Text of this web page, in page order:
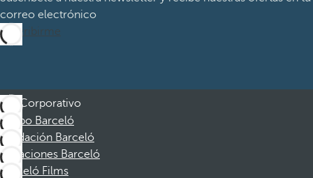
correo electrónico
Suscribirme
Corporativo
Grupo Barceló
Fundación Barceló
Vacaciones Barceló
Barceló Films